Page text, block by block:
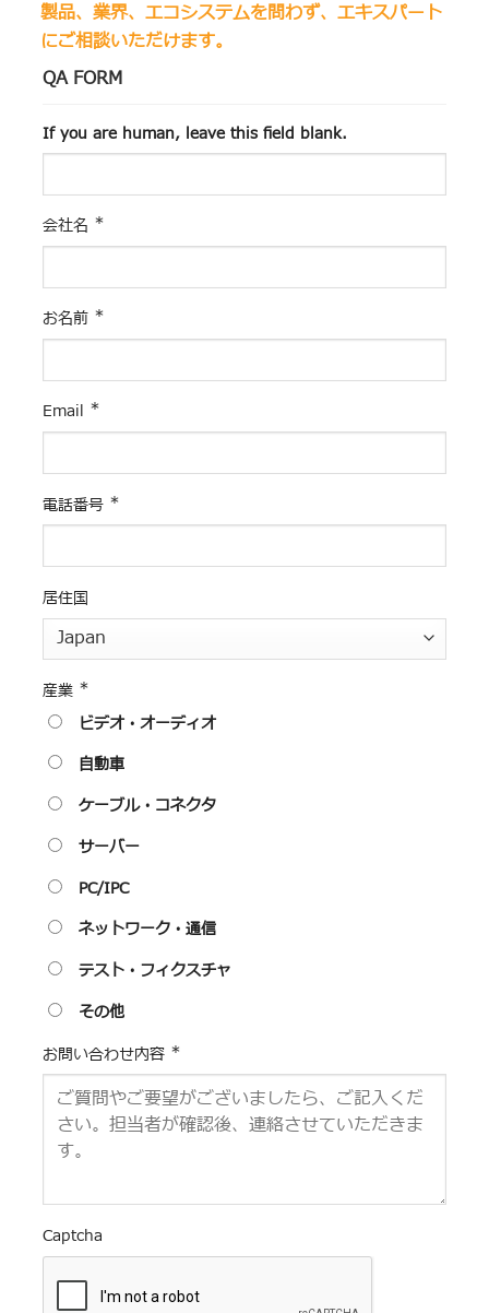
製品、業界、エコシステムを問わず、エキスパート
にご相談いただけます。
QA FORM
If you are human, leave this field blank.
会社名 *
お名前 *
Email *
電話番号 *
居住国
産業 *
ビデオ・オーディオ
自動車
ケーブル・コネクタ
サーバー
PC/IPC
ネットワーク・通信
テスト・フィクスチャ
その他
お問い合わせ内容 *
Captcha